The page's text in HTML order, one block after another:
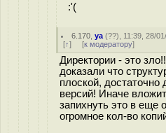
:'(
6.170 ,ya (??), 11:39, 28/
[↑] [к модератору]
Директории - это
доказали что
плоской, достаточно
версий! Иначе
запихнуть это в еще
огромное кол-во